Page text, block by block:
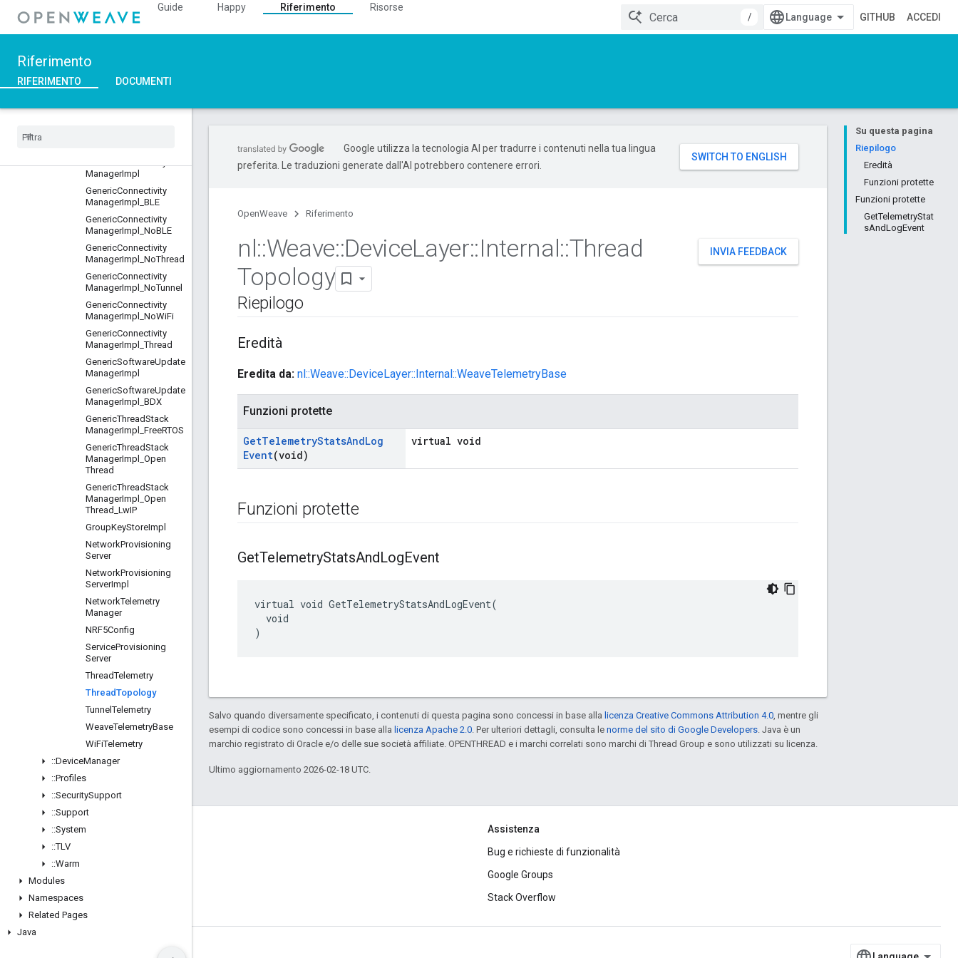
Guide Happy Riferimento
Risorse
/
GITHUB ACCEDI
Riferimento
RIFERIMENTO DOCUMENTI
ESP32Config
FabricProvisioningServe
FactoryProvisioning
ManagerImpl
GenericConnectivity
ManagerImpl
BLE
GenericConnectivity
ManagerImpl NoBLE
GenericConnectivity
ManagerImpl NoThread
GenericConnectivity
ManagerImpl NoTunnel
GenericConnectivity
ManagerImpl NoWiFi
GenericConnectivity
ManagerImpl _Thread
GenericSoftwareUpdate
ManagerImpl
GenericSoftwareUpdate
ManagerImpl
BDX
GenericThreadStack
ManagerImpl FreeRTOS
GenericThreadStack
ManagerImpl
Open
Thread
GenericThreadStack
ManagerImpl
Open
Thread LwIP
GroupKeyStoreImpl
NetworkProvisioning
Server
NetworkProvisioning
ServerImpl
NetworkTelemetry
Manager
NRF5Config
ServiceProvisioning
Server
ThreadTelemetry
ThreadTopology
TunnelTelemetry
WeaveTelemetryBase
WiFiTelemetry
::DeviceManager
::Profiles
::SecuritySupport
::Support
::System
::TLV
::Warm
Modules
Namespaces
Related Pages
Java
Su questa pagina
Riepilogo
Eredità
Funzioni protette
Funzioni protette
GetTelemetryStat
sAndLogEvent
Google utilizza la tecnologia AI per tradurre i contenuti nella tua lingua
preferita. Le traduzioni generate dall'AI potrebbero contenere errori.
OpenWeave Riferimento
INVIA FEEDBACK
nl::Weave::DeviceLayer::Internal::Thread
Topology
Riepilogo
Eredità
Eredita da: nl::Weave::DeviceLayer::Internal::WeaveTelemetryBase
Funzioni protette
GetTelemetryStatsAndLog
Event(void)
virtual void
Funzioni protette
GetTelemetryStatsAndLogEvent
virtual void GetTelemetryStatsAndLogEvent(
  void
)
Salvo quando diversamente specificato, i contenuti di questa pagina sono concessi in base alla licenza Creative Commons Attribution 4.0, mentre gli
esempi di codice sono concessi in base alla licenza Apache 2.0. Per ulteriori dettagli, consulta le norme del sito di Google Developers. Java è un
marchio registrato di Oracle e/o delle sue società affiliate. OPENTHREAD e i marchi correlati sono marchi di Thread Group e sono utilizzati su licenza.
Ultimo aggiornamento 2026-02-18 UTC.
GitHub
OpenWeave
OpenThread
Assistenza
Bug e richieste di funzionalità
Google Groups
Stack Overflow